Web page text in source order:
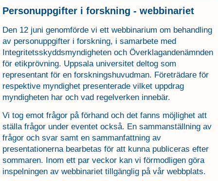
Personuppgifter i forskning - webbinariet
Den 12 juni genomförde vi ett webbinarium om behandling
av personuppgifter i forskning, i samarbete med
Integritetsskyddsmyndigheten och Överklagandenämnden
för etikprövning. Uppsala universitet deltog som
representant för en forskningshuvudman. Företrädare för
respektive myndighet presenterade vilket uppdrag
myndigheten har och vad regelverken innebär.
Vi tog emot frågor på förhand och det fanns möjlighet att
ställa frågor under eventet också. En sammanställning av
frågor och svar samt en sammanfattning av
presentationerna bearbetas för att kunna publiceras efter
sommaren. Inom ett par veckor kan vi förmodligen göra
inspelningen av webbinariet tillgänglig på vår webbplats.